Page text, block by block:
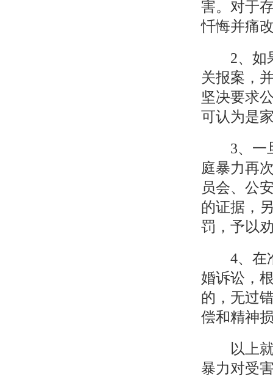
害。对于
忏悔并痛
2、如果
关报案，
坚决要求
可认为是
3、一旦
庭暴力再
员会、公
的证据，
罚，予以
4、在准
婚诉讼，
的，无过
偿和精神
以上就
暴力对受